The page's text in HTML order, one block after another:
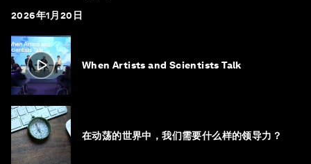
2026年1月20日
When Artists and Scientists Talk
在动荡的世界中，我们需要什么样的领导力？